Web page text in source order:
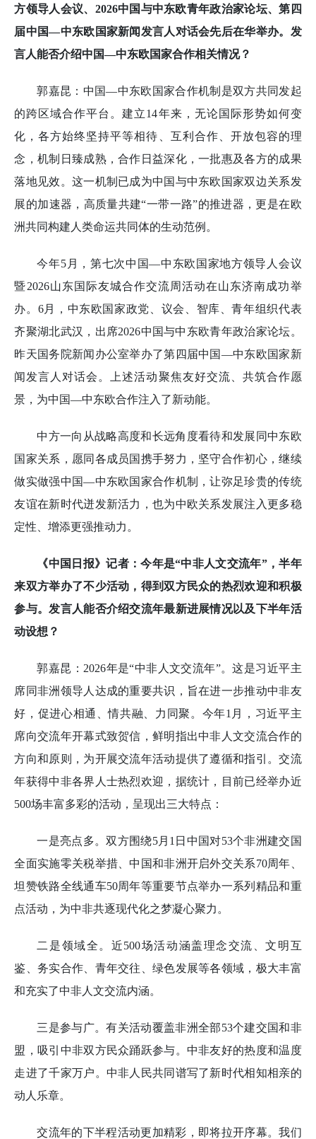
方领导人会议、2026中国与中东欧青年政治家论坛、第四
届中国—中东欧国家新闻发言人对话会先后在华举办。发
言人能否介绍中国—中东欧国家合作相关情况？
郭嘉昆：中国—中东欧国家合作机制是双方共同发起
的跨区域合作平台。建立14年来，无论国际形势如何变
化，各方始终坚持平等相待、互利合作、开放包容的理
念，机制日臻成熟，合作日益深化，一批惠及各方的成果
落地见效。这一机制已成为中国与中东欧国家双边关系发
展的加速器，高质量共建“一带一路”的推进器，更是在欧
洲共同构建人类命运共同体的生动范例。
今年5月，第七次中国—中东欧国家地方领导人会议
暨2026山东国际友城合作交流周活动在山东济南成功举
办。6月，中东欧国家政党、议会、智库、青年组织代表
齐聚湖北武汉，出席2026中国与中东欧青年政治家论坛。
昨天国务院新闻办公室举办了第四届中国—中东欧国家新
闻发言人对话会。上述活动聚焦友好交流、共筑合作愿
景，为中国—中东欧合作注入了新动能。
中方一向从战略高度和长远角度看待和发展同中东欧
国家关系，愿同各成员国携手努力，坚守合作初心，继续
做实做强中国—中东欧国家合作机制，让弥足珍贵的传统
友谊在新时代迸发新活力，也为中欧关系发展注入更多稳
定性、增添更强推动力。
《中国日报》记者：今年是“中非人文交流年”，半年
来双方举办了不少活动，得到双方民众的热烈欢迎和积极
参与。发言人能否介绍交流年最新进展情况以及下半年活
动设想？
郭嘉昆：2026年是“中非人文交流年”。这是习近平主
席同非洲领导人达成的重要共识，旨在进一步推动中非友
好，促进心相通、情共融、力同聚。今年1月，习近平主
席向交流年开幕式致贺信，鲜明指出中非人文交流合作的
方向和原则，为开展交流年活动提供了遵循和指引。交流
年获得中非各界人士热烈欢迎，据统计，目前已经举办近
500场丰富多彩的活动，呈现出三大特点：
一是亮点多。双方围绕5月1日中国对53个非洲建交国
全面实施零关税举措、中国和非洲开启外交关系70周年、
坦赞铁路全线通车50周年等重要节点举办一系列精品和重
点活动，为中非共逐现代化之梦凝心聚力。
二是领域全。近500场活动涵盖理念交流、文明互
鉴、务实合作、青年交往、绿色发展等各领域，极大丰富
和充实了中非人文交流内涵。
三是参与广。有关活动覆盖非洲全部53个建交国和非
盟，吸引中非双方民众踊跃参与。中非友好的热度和温度
走进了千家万户。中非人民共同谱写了新时代相知相亲的
动人乐章。
交流年的下半程活动更加精彩，即将拉开序幕。我们